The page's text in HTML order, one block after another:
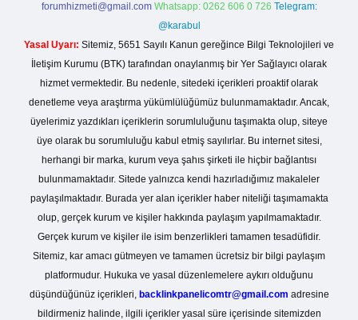
forumhizmeti@gmail.com Whatsapp: 0262 606 0 726 Telegram:
@karabul
Yasal Uyarı: Sitemiz, 5651 Sayılı Kanun gereğince Bilgi Teknolojileri ve
İletişim Kurumu (BTK) tarafından onaylanmış bir Yer Sağlayıcı olarak
hizmet vermektedir. Bu nedenle, sitedeki içerikleri proaktif olarak
denetleme veya araştırma yükümlülüğümüz bulunmamaktadır. Ancak,
üyelerimiz yazdıkları içeriklerin sorumluluğunu taşımakta olup, siteye
üye olarak bu sorumluluğu kabul etmiş sayılırlar. Bu internet sitesi,
herhangi bir marka, kurum veya şahıs şirketi ile hiçbir bağlantısı
bulunmamaktadır. Sitede yalnızca kendi hazırladığımız makaleler
paylaşılmaktadır. Burada yer alan içerikler haber niteliği taşımamakta
olup, gerçek kurum ve kişiler hakkında paylaşım yapılmamaktadır.
Gerçek kurum ve kişiler ile isim benzerlikleri tamamen tesadüfidir.
Sitemiz, kar amacı gütmeyen ve tamamen ücretsiz bir bilgi paylaşım
platformudur. Hukuka ve yasal düzenlemelere aykırı olduğunu
düşündüğünüz içerikleri, backlinkpanelicomtr@gmail.com adresine
bildirmeniz halinde, ilgili içerikler yasal süre içerisinde sitemizden